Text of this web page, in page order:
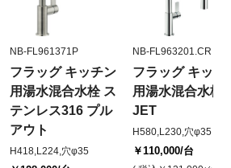
NB-FL961371P
フラッグ キッチン
用湯水混合水栓 ス
テンレス316 プル
アウト
H418,L224,穴φ35
NB-FL963201.CR
フラッグ キッチ
用湯水混合水栓
JET
H580,L230,穴φ35
￥110,000/台